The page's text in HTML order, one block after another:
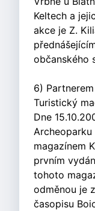
Keltech a
akce je Z.
občanského
6)
Turistický
Dne
Archeoparku
magazínem
prvním
tohoto
odměnou je
časopisu